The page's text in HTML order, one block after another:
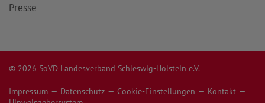
Presse
© 2026 SoVD Landesverband Schleswig-Holstein e.V.
Impressum Datenschutz Cookie-Einstellungen
Kontakt